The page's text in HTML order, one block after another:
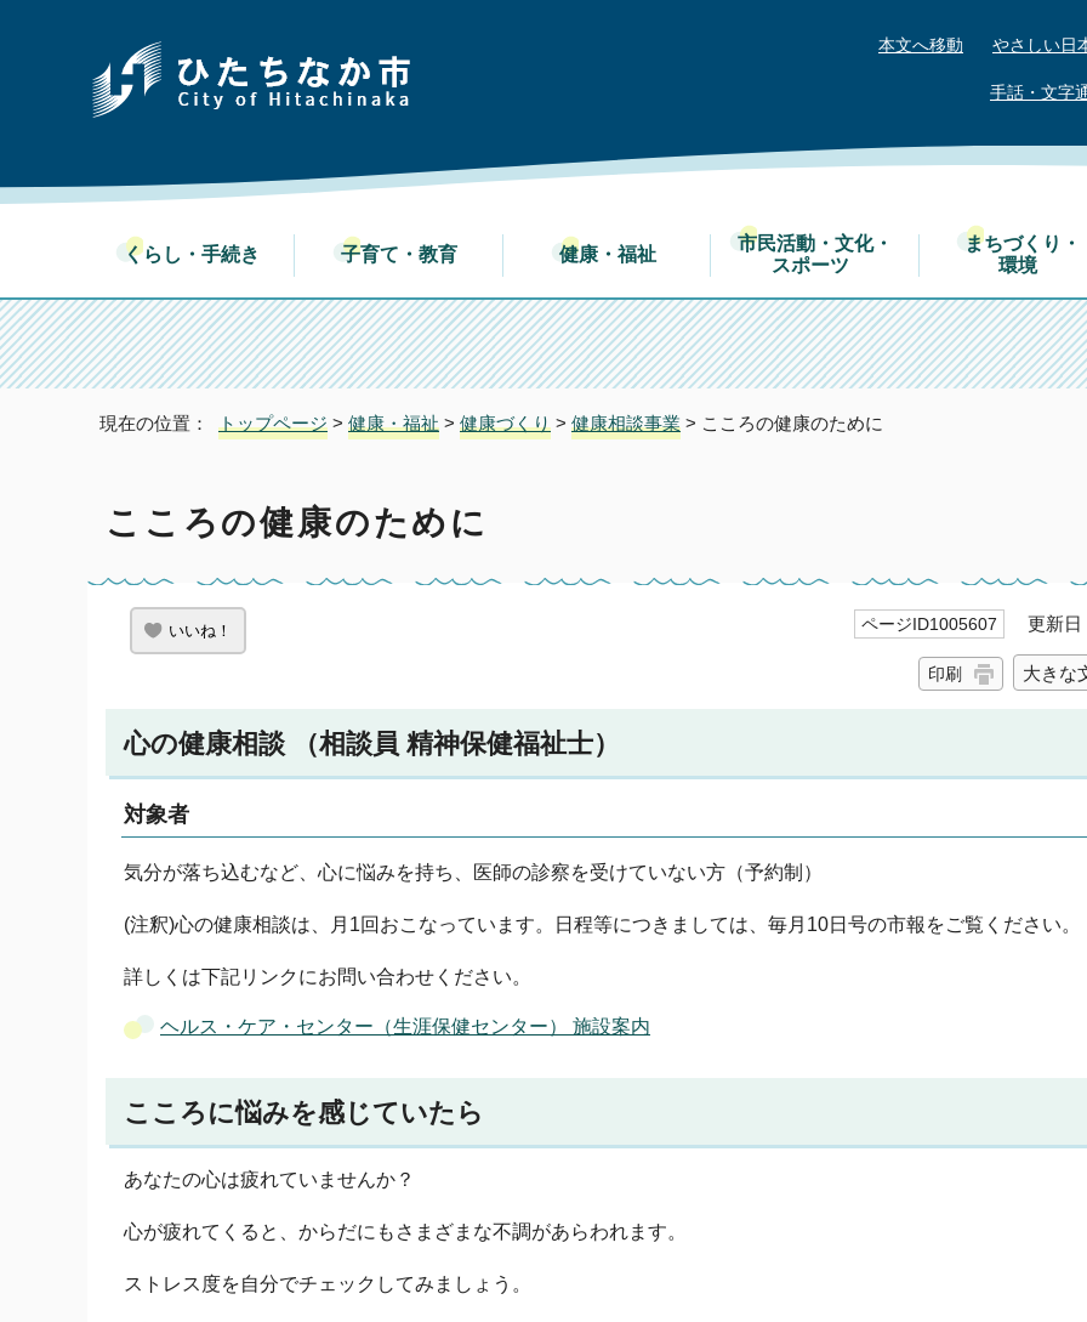
本文へ移動 やさしい日
手話・文字
くらし・手続き 子育て・教育 健康・福祉
市民活動・文化・
スポーツ
まちづくり・
環境
現在の位置： トップページ > 健康・福祉 > 健康づくり > 健康相談事業 > こころの健康のために
こころの健康のために
いいね！ ページID1005607 更新日
印刷 大きな
心の健康相談 （相談員 精神保健福祉士）
対象者
気分が落ち込むなど、心に悩みを持ち、医師の診察を受けていない方（予約制）
(注釈)心の健康相談は、月1回おこなっています。日程等につきましては、毎月10日号の市報をご覧ください。
詳しくは下記リンクにお問い合わせください。
ヘルス・ケア・センター（生涯保健センター） 施設案内
こころに悩みを感じていたら
あなたの心は疲れていませんか？
心が疲れてくると、からだにもさまざまな不調があらわれます。
ストレス度を自分でチェックしてみましょう。